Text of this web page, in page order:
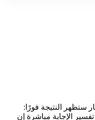
ستظهر النتيجة فورًا:
الإجابة مباشرة إن